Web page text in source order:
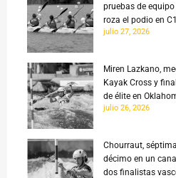
pruebas de
roza el podio en
julio 27, 2026
Miren Lazkano,
Kayak Cross y
de élite en
julio 26, 2026
Chourraut,
décimo en un
dos finalistas